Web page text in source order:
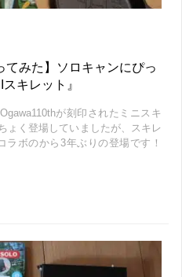
てみた】ソロキャンにぴっ
キレット』
が刻印されたミニスキ
ょく登場していましたが、スキレ
ラボのから3年ぶりの登場です！